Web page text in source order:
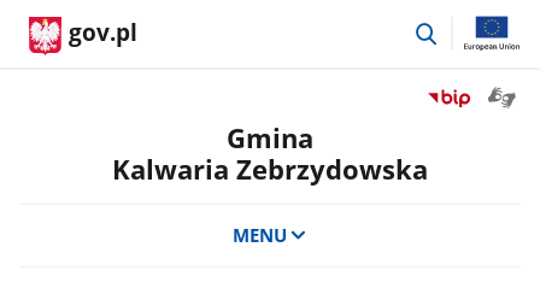
gov.pl
przejdź
Przejdź
Gmina
Kalwaria Zebrzydowska
MENU